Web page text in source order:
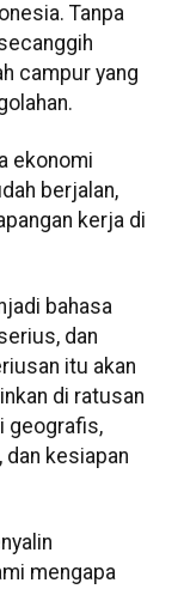
Tanpa
campur yang
ekonomi
berjalan,
kerja di
bahasa
dan
itu akan
di ratusan
geografis,
kesiapan
mengapa